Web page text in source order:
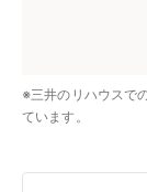
※三井のリハウスで
ています。